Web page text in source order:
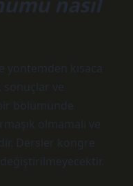
yöntemden kısaca
ve
bölümünde
olmamalı ve
Dersler kongre